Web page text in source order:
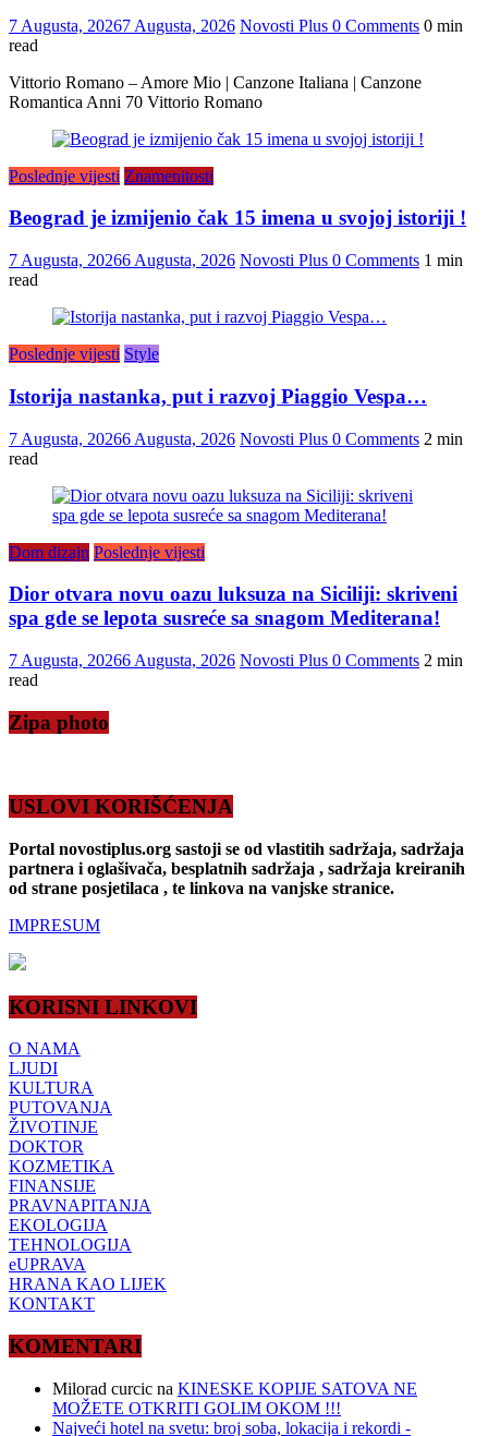
7 Augusta, 20267 Augusta, 2026 Novosti Plus 0 Comments 0 min
read
Vittorio Romano – Amore Mio | Canzone Italiana | Canzone
Romantica Anni 70 Vittorio Romano
Poslednje vijesti Znamenitosti
Beograd je izmijenio čak 15 imena u svojoj istoriji !
7 Augusta, 20266 Augusta, 2026 Novosti Plus 0 Comments 1 min
read
Poslednje vijesti Style
Istorija nastanka, put i razvoj Piaggio Vespa…
7 Augusta, 20266 Augusta, 2026 Novosti Plus 0 Comments 2 min
read
Dom dizajn Poslednje vijesti
Dior otvara novu oazu luksuza na Siciliji: skriveni
spa gde se lepota susreće sa snagom Mediterana!
7 Augusta, 20266 Augusta, 2026 Novosti Plus 0 Comments 2 min
read
Zipa photo
USLOVI KORIŠĆENJA
Portal novostiplus.org sastoji se od vlastitih sadržaja, sadržaja
partnera i oglašivača, besplatnih sadržaja , sadržaja kreiranih
od strane posjetilaca , te linkova na vanjske stranice.
IMPRESUM
KORISNI LINKOVI
O NAMA
LJUDI
KULTURA
PUTOVANJA
ŽIVOTINJE
DOKTOR
KOZMETIKA
FINANSIJE
PRAVNAPITANJA
EKOLOGIJA
TEHNOLOGIJA
eUPRAVA
HRANA KAO LIJEK
KONTAKT
KOMENTARI
Milorad curcic na KINESKE KOPIJE SATOVA NE
MOŽETE OTKRITI GOLIM OKOM !!!
Najveći hotel na svetu: broj soba, lokacija i rekordi -